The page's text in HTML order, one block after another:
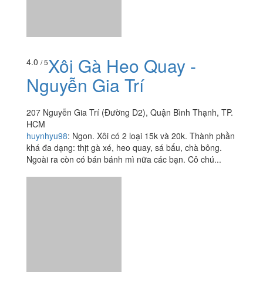
4.0 / 5Xôi Gà Heo Quay -
Nguyễn Gia Trí
207 Nguyễn Gia Trí (Đường D2), Quận Bình Thạnh, TP.
HCM
huynhyu98: Ngon. Xôi có 2 loại 15k và 20k. Thành phần
khá đa dạng: thịt gà xé, heo quay, sá bấu, chà bông.
Ngoài ra còn có bán bánh mì nữa các bạn. Cô chú...